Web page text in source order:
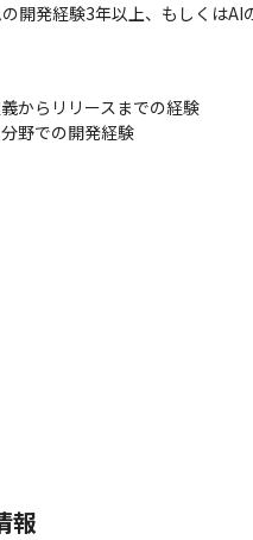
に業務、組織を推進していくこ
ら開発するため、開発環境や
土環境が整っています。
ング経験者の為（6人中4人）
開発経験3年以上、もしくはAI
からリリースまでの経験
野での開発経験
報